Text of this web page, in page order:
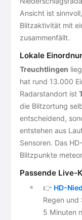
Ansicht ist
Blitzaktivität mit
zusammenfällt.
Lokale
Treuchtlingen
hat rund 13.000
Radarstandort ist
die Blitzortung
entscheidend,
entstehen aus
Sensoren. Das
Blitzpunkte
Passende Live-
👉 HD-
Regen und
5 Minuten